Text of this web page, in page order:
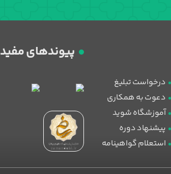
درخواست تبلیغ
دعوت به همکاری
آموزشگاه شوید
پیشنهاد دوره
استعلام گواهینامه
پیوندهای مفید